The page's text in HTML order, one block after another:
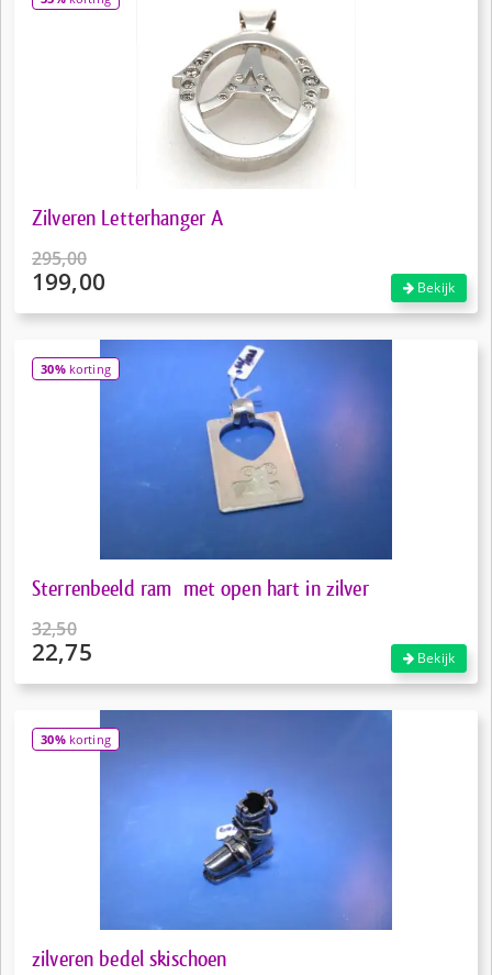
€49,50.
Zilveren Letterhanger A
295,00
Oorspronkelijke
199,00
is:
€199,00.
Bekijk
30%korting
Sterrenbeeld ram met open hart in zilver
32,50
Oorspronkelijke
22,75
is:
€22,75.
Bekijk
30%korting
zilveren bedel skischoen